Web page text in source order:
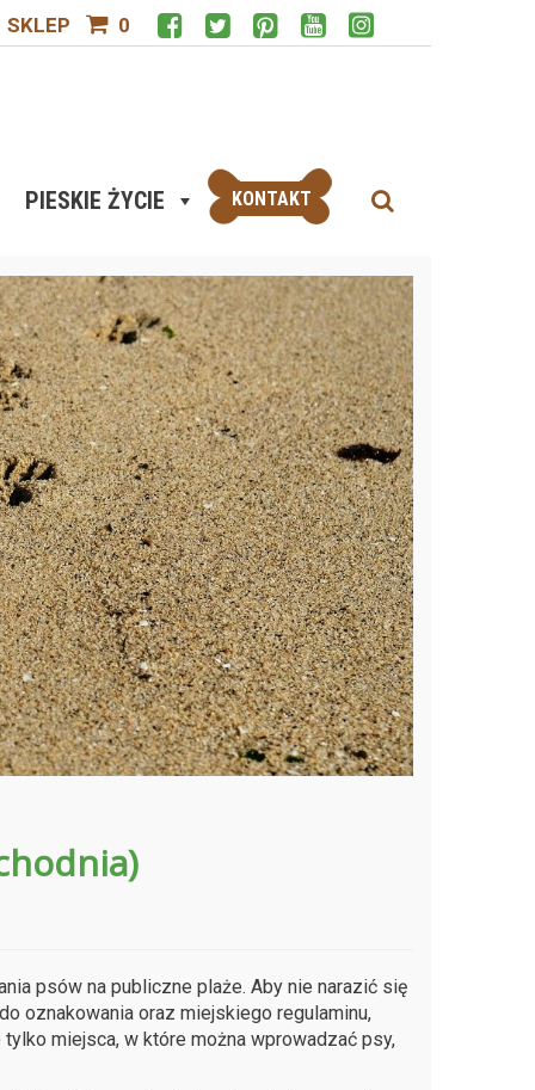
SKLEP 0
PIESKIE ŻYCIE KONTAKT
psów na publiczne plaże. Aby nie narazić się
oznakowania oraz miejskiego regulaminu,
miejsca, w które można wprowadzać psy,